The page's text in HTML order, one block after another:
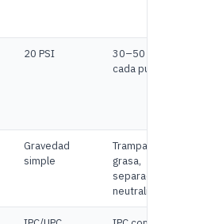
20 PSI
30–50 PSI en
cada punto
Gravedad
simple
Trampas de
grasa,
separadores,
neutralizadores